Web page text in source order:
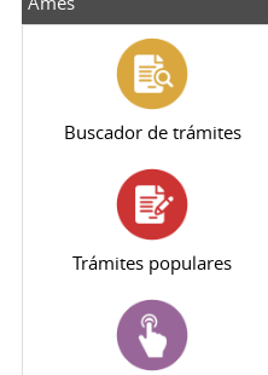
Buscador de trámites
Trámites populares